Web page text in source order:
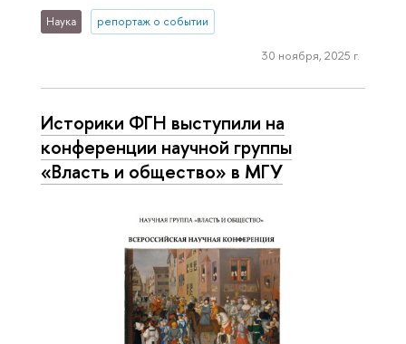
Наука репортаж о событии
30 ноября, 2025 г.
Историки ФГН выступили на
конференции научной группы
«Власть и общество» в МГУ